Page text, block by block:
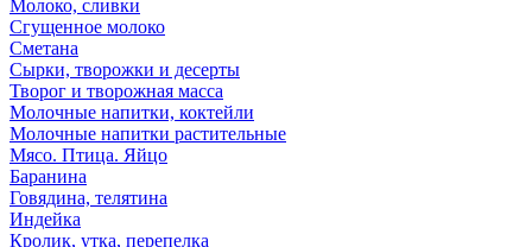
Молоко, сливки
Сгущенное молоко
Сметана
Сырки, творожки и десерты
Творог и творожная масса
Молочные напитки, коктейли
Молочные напитки растительные
Мясо. Птица. Яйцо
Баранина
Говядина, телятина
Индейка
Кролик, утка, перепелка